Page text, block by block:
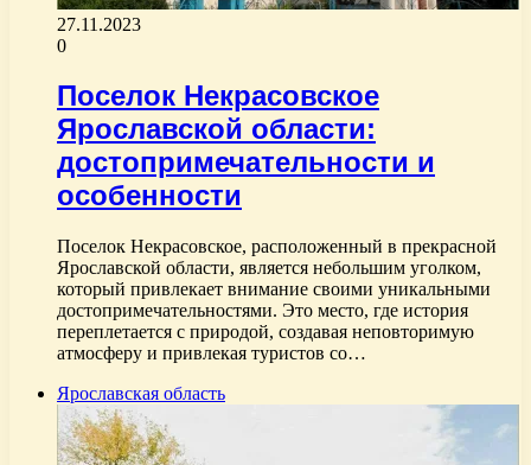
27.11.2023
0
Поселок Некрасовское
Ярославской области:
достопримечательности и
особенности
Поселок Некрасовское, расположенный в прекрасной
Ярославской области, является небольшим уголком,
который привлекает внимание своими уникальными
достопримечательностями. Это место, где история
переплетается с природой, создавая неповторимую
атмосферу и привлекая туристов со…
Ярославская область